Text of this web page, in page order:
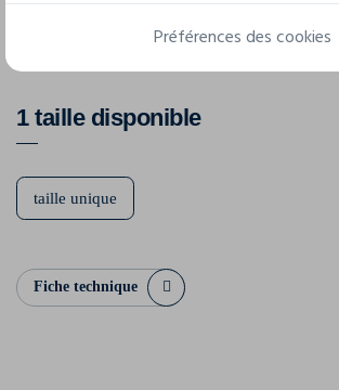
acrylique/4% élasthanne.
1 taille disponible
taille unique
Fiche technique
Préférences des cookies